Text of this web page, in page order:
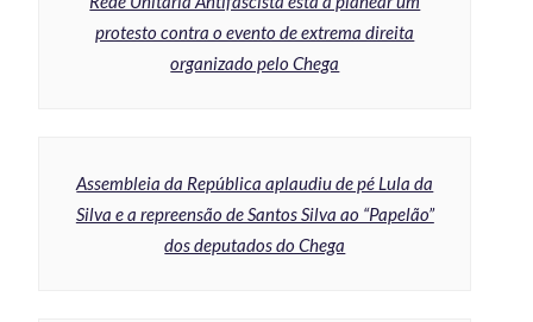
protesto contra o evento de extrema direita
organizado pelo Chega
Assembleia da República aplaudiu de pé Lula da
Silva e a repreensão de Santos Silva ao “Papelão”
dos deputados do Chega